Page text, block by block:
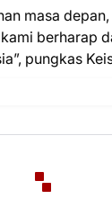
masa
berharap
pungkas